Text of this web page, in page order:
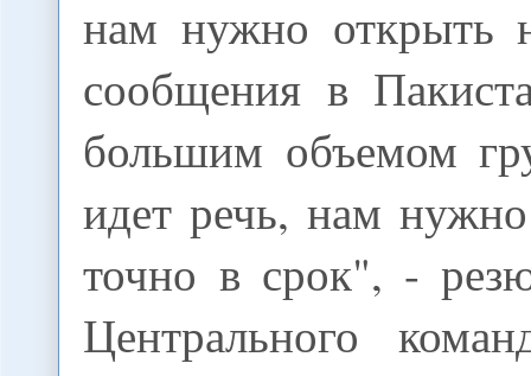
нам нужно открыть
сообщения в
большим объемом
идет речь, нам
точно в срок", -
Центрального